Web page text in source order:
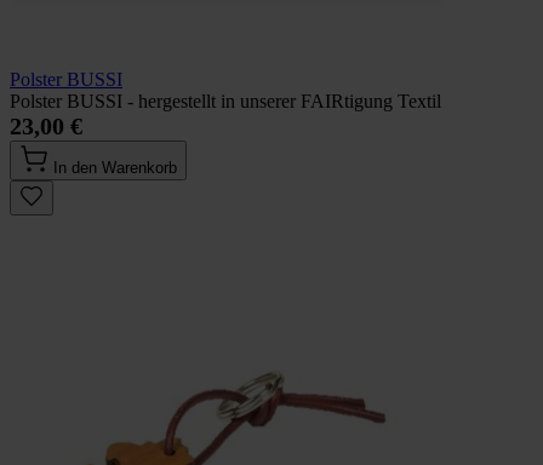
Polster BUSSI
Polster BUSSI - hergestellt in unserer FAIRtigung Textil
23,00 €
In den Warenkorb